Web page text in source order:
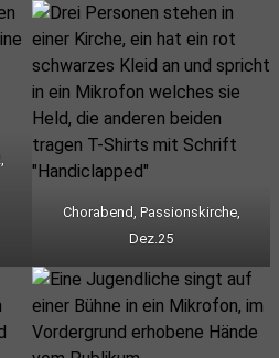
Chorabend, Passionskirche,
Dez.25